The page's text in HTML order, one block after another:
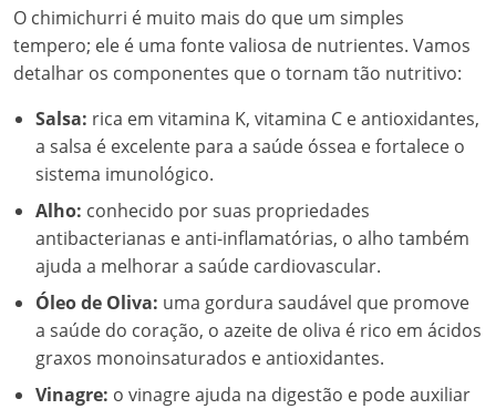
O chimichurri é muito mais do que um simples
tempero; ele é uma fonte valiosa de nutrientes. Vamos
detalhar os componentes que o tornam tão nutritivo:
Salsa: rica em vitamina K, vitamina C e antioxidantes,
a salsa é excelente para a saúde óssea e fortalece o
sistema imunológico.
Alho: conhecido por suas propriedades
antibacterianas e anti-inflamatórias, o alho também
ajuda a melhorar a saúde cardiovascular.
Óleo de Oliva: uma gordura saudável que promove
a saúde do coração, o azeite de oliva é rico em ácidos
graxos monoinsaturados e antioxidantes.
Vinagre: o vinagre ajuda na digestão e pode auxiliar